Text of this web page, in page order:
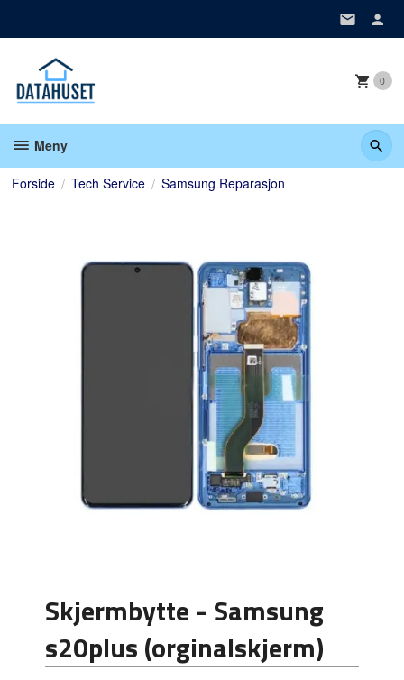
0
Meny
Forside Tech Service Samsung Reparasjon
Skjermbytte - Samsung
s20plus (orginalskjerm)